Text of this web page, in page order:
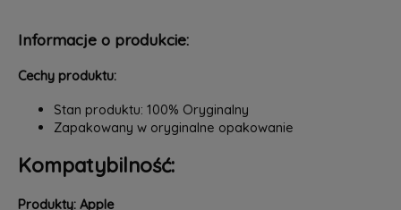
Informacje o produkcie:
Cechy produktu:
Stan produktu: 100% Oryginalny
Zapakowany w oryginalne opakowanie
Kompatybilność:
Produkty: Apple